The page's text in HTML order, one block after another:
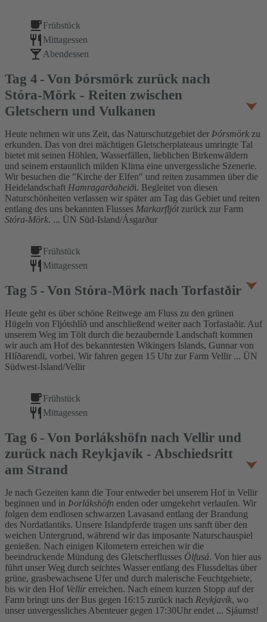
Frühstück
Mittagessen
Abendessen
Tag 4
Von Þórsmörk zurück nach
Stóra-Mörk - Reiten zwischen
Gletschern und Vulkanen
Heute nehmen wir uns Zeit, das Naturschutzgebiet der Þórsmörk zu
erkunden. Das von drei mächtigen Gletscherplateaus umringte Tal
bietet mit seinen Höhlen, Wasserfällen, lieblichen Birkenwäldern
und seinem erstaunlich milden Klima eine unvergessliche Szenerie.
Wir besuchen die "Kirche der Elfen" und reiten zusammen über die
Heidelandschaft Hamragarðaheiði. Begleitet von diesen
Naturschönheiten verlassen wir später am Tag das Gebiet und reiten
entlang des uns bekannten Flusses Markarfljót zurück zur Farm
Stóra-Mörk. ... ÜN Süd-Island/Ásgarður
Frühstück
Mittagessen
Tag 5 Von Stóra-Mörk nach Torfastðir
Heute geht es über schöne Reitwege am Fluss zu den grünen
Hügeln von Fljótshlíð und anschließend weiter nach Torfastaðir. Auf
unserem Weg im Tölt durch die bezaubernde Landschaft kommen
wir auch am Hof des bekanntesten Wikingers Islands, Gunnar von
Hlíðarendi, vorbei. Wir fahren gegen 15 Uhr zur Farm Vellir ... ÜN
Südwest-Island/Vellir
Frühstück
Mittagessen
Tag 6
Von Þorlákshöfn nach Vellir und
zurück nach Reykjavík - Abschiedsritt
am Strand
Je nach Gezeiten kann die Tour entweder bei unserem Hof in Vellir
beginnen und in Þorlákshöfn enden oder umgekehrt verlaufen. Wir
folgen dem endlosen schwarzen Lavasand entlang der Brandung
des Nordatlantiks. Unsere Islandpferde tragen uns sanft über den
weichen Untergrund, während wir das imposante Naturschauspiel
genießen. Nach einigen Kilometern erreichen wir die
beeindruckende Mündung des Gletscherflusses Ölfusá. Von hier aus
führt unser Weg durch seichtes Wasser entlang des Flussdeltas über
grüne, grasbewachsene Ufer und durch malerische Feuchtgebiete,
bis wir den Hof Vellir erreichen. Nach einem kurzen Stopp auf der
Farm bringt uns der Bus gegen 16:15 zurück nach Reykjavík, wo
unser unvergessliches Abenteuer gegen 17:30Uhr endet ... Sjáumst!